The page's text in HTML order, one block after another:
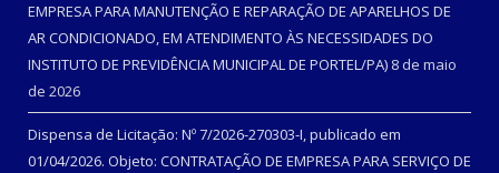
EMPRESA PARA MANUTENÇÃO E REPARAÇÃO DE APARELHOS DE
AR CONDICIONADO, EM ATENDIMENTO ÀS NECESSIDADES DO
INSTITUTO DE PREVIDÊNCIA MUNICIPAL DE PORTEL/PA) 8 de maio
de 2026
Dispensa de Licitação: Nº 7/2026-270303-I, publicado em
01/04/2026. Objeto: CONTRATAÇÃO DE EMPRESA PARA SERVIÇO DE